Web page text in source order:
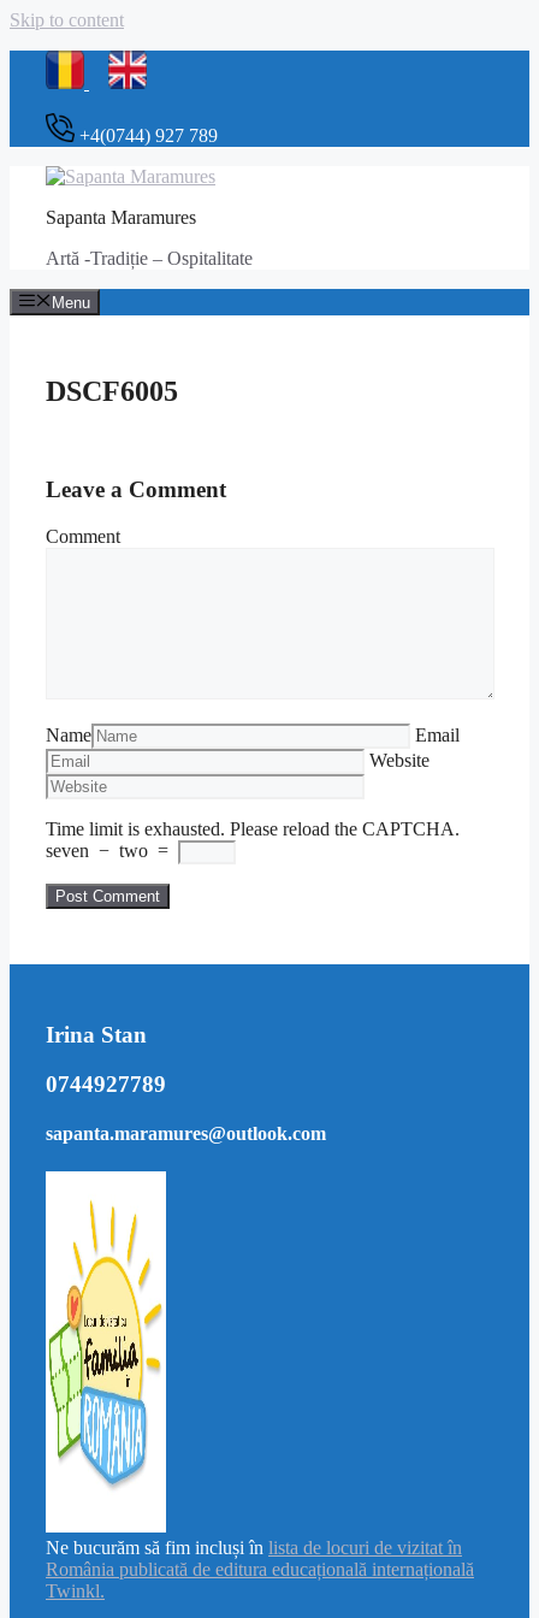
Skip to content
+4(0744) 927 789
Sapanta Maramures
Artă -Tradiție – Ospitalitate
Menu
DSCF6005
Leave a Comment
Comment
Name
Email
Website
Time limit is exhausted. Please reload the CAPTCHA.
seven − two =
Irina Stan
0744927789
sapanta.maramures@outlook.com
Ne bucurăm să fim incluși în lista de locuri de vizitat în
România publicată de editura educațională internațională
Twinkl.